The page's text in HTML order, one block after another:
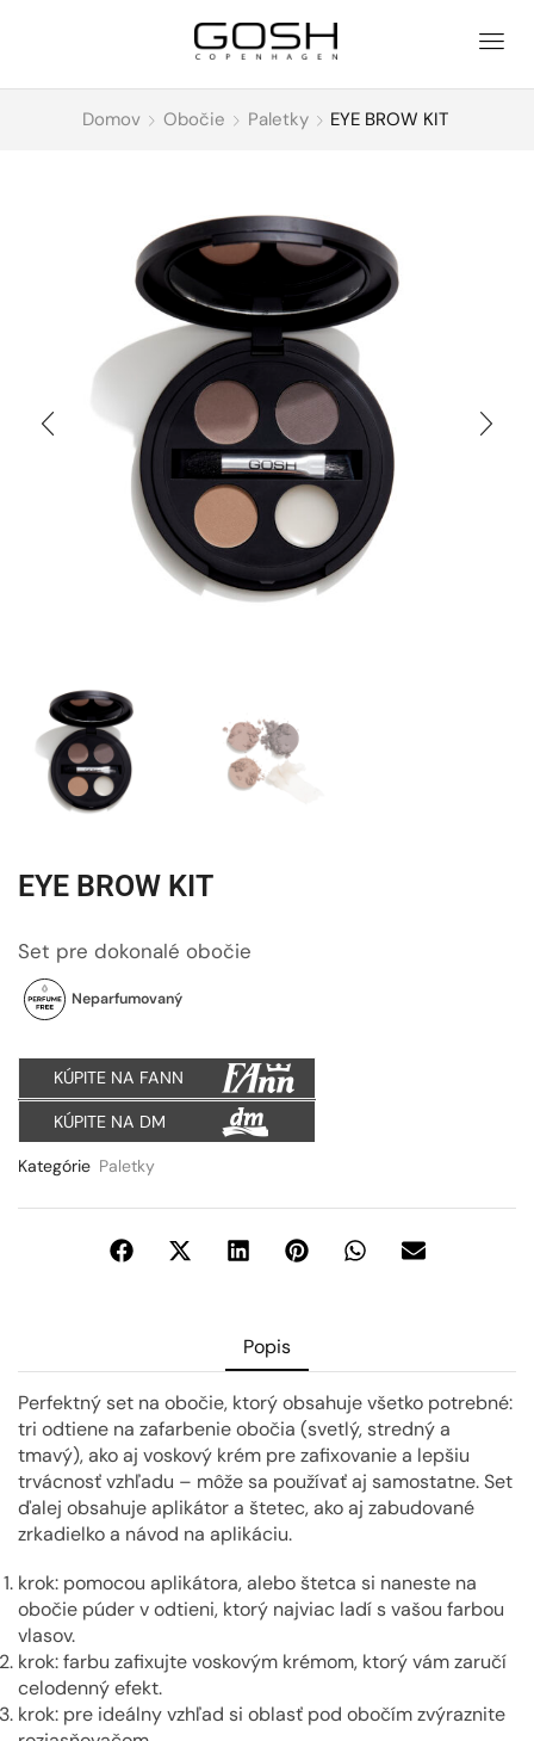
Domov Obočie Paletky EYE BROW KIT
EYE BROW KIT
Set pre dokonalé obočie
Neparfumovaný
KÚPITE NA FANN
KÚPITE NA DM
Kategórie Paletky
Popis
Perfektný set na obočie, ktorý obsahuje všetko potrebné:
tri odtiene na zafarbenie obočia (svetlý, stredný a
tmavý), ako aj voskový krém pre zafixovanie a lepšiu
trvácnosť vzhľadu – môže sa používať aj samostatne. Set
ďalej obsahuje aplikátor a štetec, ako aj zabudované
zrkadielko a návod na aplikáciu.
krok: pomocou aplikátora, alebo štetca si naneste na
obočie púder v odtieni, ktorý najviac ladí s vašou farbou
vlasov.
krok: farbu zafixujte voskovým krémom, ktorý vám zaručí
celodenný efekt.
krok: pre ideálny vzhľad si oblasť pod obočím zvýraznite